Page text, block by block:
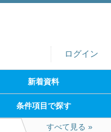
ログイン
新着資料
条件項目で探す
すべて見る